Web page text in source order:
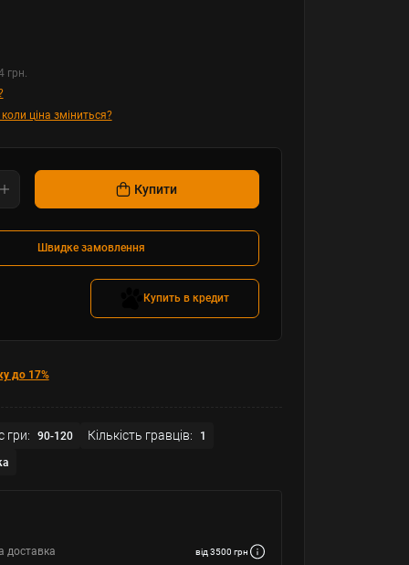
грн.
ціна зміниться?
Купити
Швидке замовлення
Купить в кредит
до 17%
гри: 90-120 Кількість гравців: 1
доставка від 3500 грн